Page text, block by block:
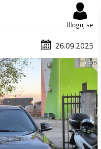
Uloguj se
26.09.2025
1 od 6